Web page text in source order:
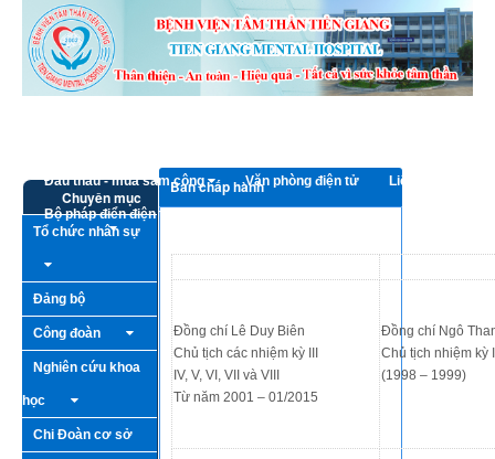
Truy cập nội dung luôn
Đấu thầu - mua sắm công Văn phòng điện tử Liên hệ
Bộ pháp điển điện tử
Chuyên mục
Tổ chức nhân sự
Đảng bộ
Công đoàn
Nghiên cứu khoa
học
Chi Đoàn cơ sở
Ban chấp hành
Đồng chí Lê Duy Biên
Chủ tịch các nhiệm kỳ III
IV, V, VI, VII và VIII
Từ năm 2001 – 01/2015
Đồng chí Ngô
Chủ tịch nhiệm kỳ
(1998 – 1999)